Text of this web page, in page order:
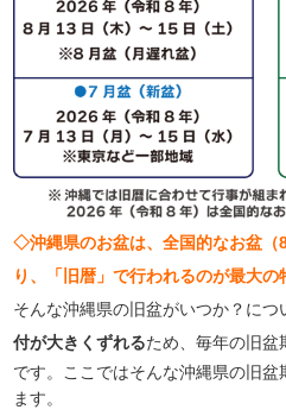
◇沖縄県のお盆は、全国的なお盆（
り、「旧暦」で行われるのが最大の
そんな沖縄県の旧盆がいつか？につ
付が大きくずれるため、毎年の旧盆
です。ここではそんな沖縄県の旧
ます。